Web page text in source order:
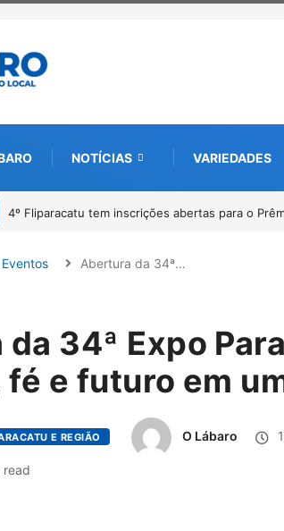
NOTÍCIAS VARIEDADES
Paracatu caminha pelos 20 anos da Lei Maria da
Abertura da 34ª…
34ª Expo
e futuro em
E REGIÃO O Lábaro
read